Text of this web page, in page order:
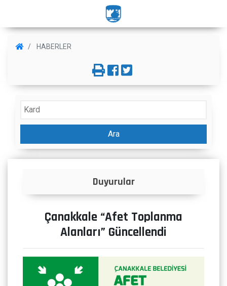
HABERLER
Ara
Duyurular
Çanakkale “Afet Toplanma
Alanları” Güncellendi